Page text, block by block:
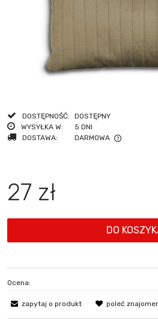
DOSTĘPNOŚĆ:
DOSTĘPNY
WYSYŁKA W:
5 DNI
DOSTAWA:
DARMOWA
CENA NIE ZAWIERA EWENTUALNYCH
27 zł
DO
Ocena:
zapytaj o produkt poleć